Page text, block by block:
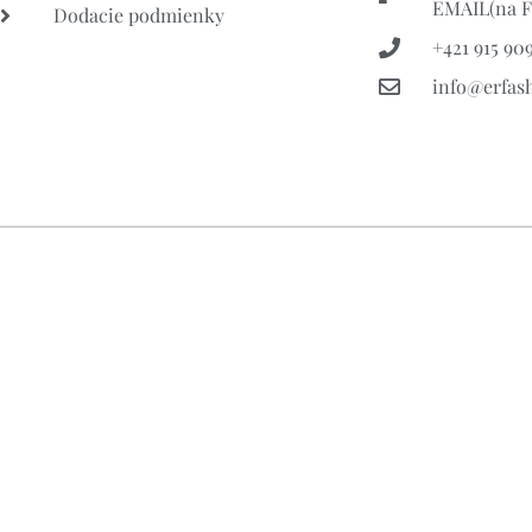
Dodacie podmienky
EMAIL(na
+421 915